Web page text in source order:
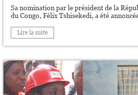
Sa nomination par le président de la
du Congo, Félix Tshisekedi, a été
Lire la suite